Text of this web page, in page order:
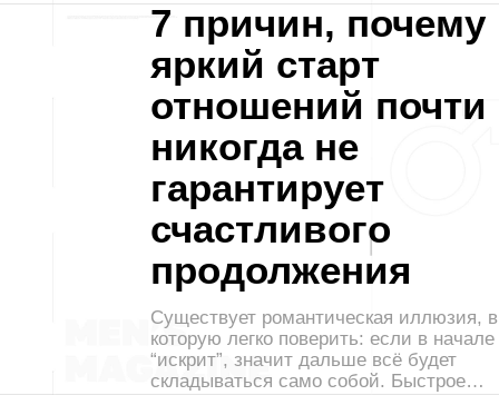
7 причин, почему
яркий старт
отношений почти
никогда не
гарантирует
счастливого
продолжения
Существует романтическая иллюзия, в
которую легко поверить: если в начале
“искрит”, значит дальше всё будет
складываться само собой. Быстрое…